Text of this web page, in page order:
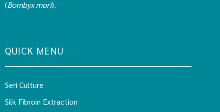
(Bombyx mori).
QUICK MENU
Seri Culture
Silk Fibroin Extraction